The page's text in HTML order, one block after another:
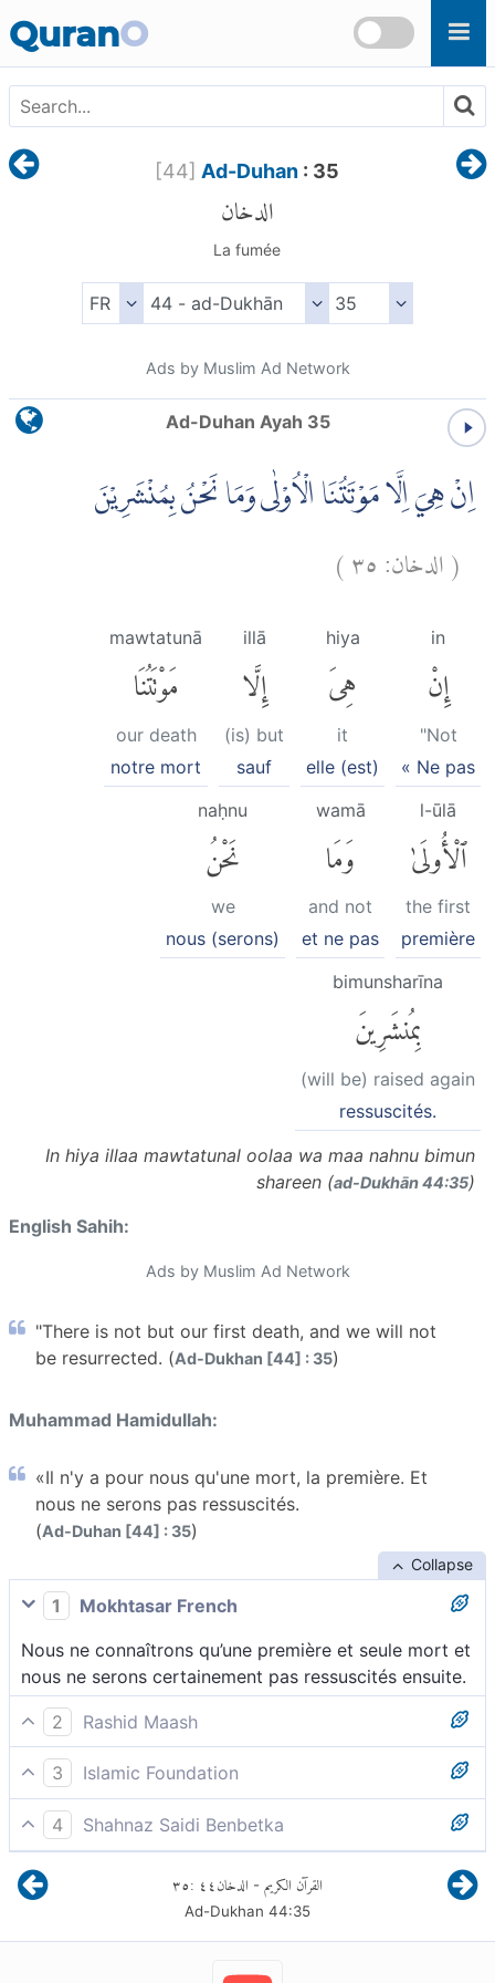
QuranO
[44] Ad-Duhan : 35
الدخان
La fumée
Ads by Muslim Ad Network
Ad-Duhan Ayah 35
اِنْ هِيَ اِلَّا مَوْتَتُنَا الْاُوْلٰى وَمَا نَحْنُ بِمُنْشَرِيْنَ
(الدخان:٣٥)
in
إِنْ
"Not
« Ne pas
hiya
هِىَ
it
elle (est)
illā
إِلَّا
(is) but
sauf
mawtatunā
مَوْتَتُنَا
our death
notre mort
l-ūlā
ٱلْأُولَىٰ
the first
première
wamā
وَمَا
and not
et ne pas
naḥnu
نَحْنُ
we
nous (serons)
bimunsharīna
بِمُنشَرِينَ
(will be) raised again
ressuscités.
In hiya illaa mawtatunal oolaa wa maa nahnu bimun
shareen (ad-Dukhān 44:35)
English Sahih:
Ads by Muslim Ad Network
"There is not but our first death, and we will not
be resurrected. (Ad-Dukhan [44] : 35)
Muhammad Hamidullah:
«Il n'y a pour nous qu'une mort, la première. Et
nous ne serons pas ressuscités.
(Ad-Duhan [44] : 35)
Collapse
1
Mokhtasar French
Nous ne connaîtrons qu’une première et seule mort et
nous ne serons certainement pas ressuscités ensuite.
2
Rashid Maash
35 « Il n’y a rien après la mort, nous ne serons pas
ressuscités.
3
Islamic Foundation
« Il n’y aura que notre première mort, et nous ne
serons point ressuscités
4
Shahnaz Saidi Benbetka
« Il n’y a rien au-delà de notre mort. Elle sera
définitive. Nous ne serons pas ressuscités
القرآن الكريم - الدخان٤٤ :٣٥
Ad-Dukhan 44:35